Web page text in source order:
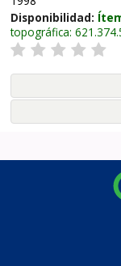
Disponibilidad:
topográfica: